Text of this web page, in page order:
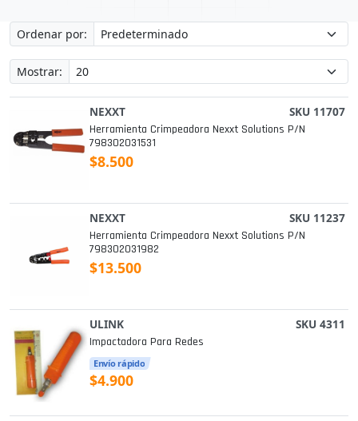
Ordenar por:
Mostrar:
NEXXT SKU 11707
Herramienta Crimpeadora Nexxt Solutions P/n
798302031531
$8.500
NEXXT SKU 11237
Herramienta Crimpeadora Nexxt Solutions P/n
798302031982
$13.500
ULINK SKU 4311
Impactadora Para Redes
Envío rápido
$4.900